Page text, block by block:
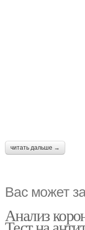
читать дальше →
Вас может
Анализ